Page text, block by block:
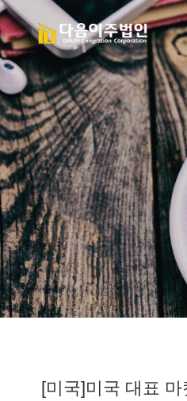
[미국]미국 대표